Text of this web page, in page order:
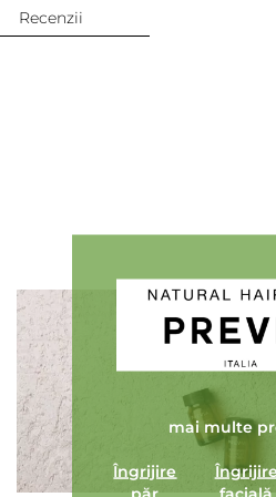
Recenzii
Adaugă review
mai multe
Îngrijire
păr
facială